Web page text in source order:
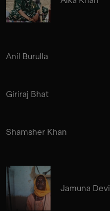
Anil Burulla
Giriraj Bhat
Shamsher Khan
Jamuna Devi